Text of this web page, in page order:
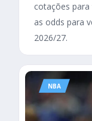
cotações
as odds para
2026/27.
NBA